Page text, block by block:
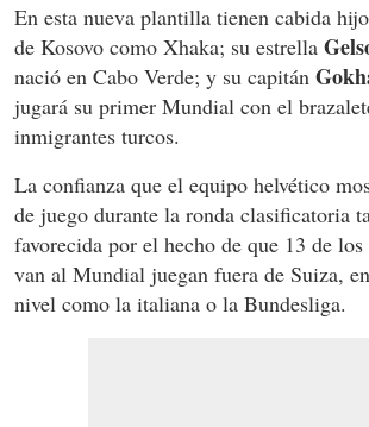
En esta nueva plantilla tienen cabida
de Kosovo como Xhaka; su estrella
nació en Cabo Verde; y su capitán
jugará su primer Mundial con el
inmigrantes turcos.
La confianza que el equipo helvético
de juego durante la ronda clasificatoria
favorecida por el hecho de que 13 de
van al Mundial juegan fuera de Suiza,
nivel como la italiana o la Bundesliga.